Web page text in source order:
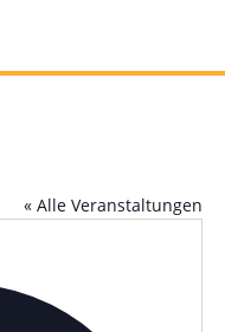
« Alle Veranstaltungen